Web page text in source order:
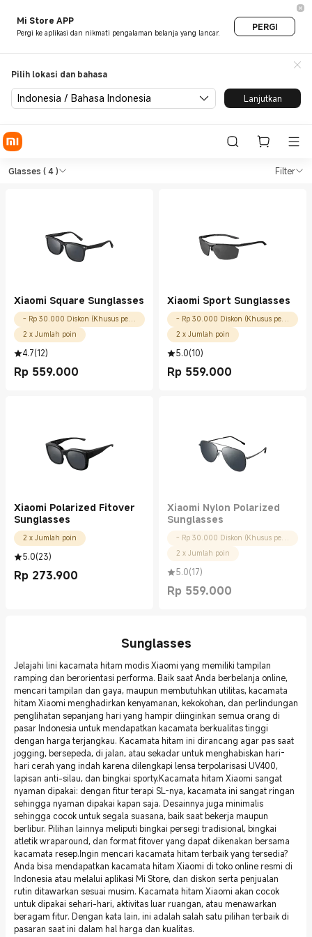
Mi Store APP
Pergi ke aplikasi dan nikmati pengalaman belanja yang lancar.
PERGI
Pilih lokasi dan bahasa
Indonesia / Bahasa Indonesia Lanjutkan
Shop Outdoors Glasses in
Glasses ( 4 ) Filter
Shop Outdoors Glasses in Xiaomi
Xiaomi Square Sunglasses
- Rp 30.000 Diskon (Khusus pengguna baru)
2 x Jumlah poin
4.7(12)
Rp 559.000
Current Price Rp 559000.00
Xiaomi Sport Sunglasses
- Rp 30.000 Diskon (Khusus pengguna baru)
2 x Jumlah poin
5.0(10)
Rp 559.000
Current Price Rp 559000.00
Xiaomi Polarized Fitover
Sunglasses
2 x Jumlah poin
5.0(23)
Rp 273.900
Current Price Rp 273900.00
Xiaomi Nylon Polarized
Sunglasses
- Rp 30.000 Diskon (Khusus pengguna baru)
2 x Jumlah poin
5.0(17)
Rp 559.000
Current Price Rp 559000.00
Sunglasses
Jelajahi lini kacamata hitam modis Xiaomi yang memiliki tampilan
ramping dan berorientasi performa. Baik saat Anda berbelanja online,
mencari tampilan dan gaya, maupun membutuhkan utilitas, kacamata
hitam Xiaomi menghadirkan kenyamanan, kekokohan, dan perlindungan
penglihatan sepanjang hari yang hampir diinginkan semua orang di
pasar Indonesia untuk mendapatkan kacamata berkualitas tinggi
dengan harga terjangkau. Kacamata hitam ini dirancang agar pas saat
jogging, bersepeda, di jalan, atau sekadar untuk menghabiskan hari-
hari cerah yang indah karena dilengkapi lensa terpolarisasi UV400,
lapisan anti-silau, dan bingkai sporty.Kacamata hitam Xiaomi sangat
nyaman dipakai: dengan fitur terapi SL-nya, kacamata ini sangat ringan
sehingga nyaman dipakai kapan saja. Desainnya juga minimalis
sehingga cocok untuk segala suasana, baik saat bekerja maupun
berlibur. Pilihan lainnya meliputi bingkai persegi tradisional, bingkai
atletik wraparound, dan format fitover yang dapat dikenakan bersama
kacamata resep.Ingin mencari kacamata hitam terbaik yang tersedia?
Anda bisa mendapatkan kacamata hitam Xiaomi di toko online resmi di
Indonesia atau melalui aplikasi Mi Store, dan diskon serta penjualan
rutin ditawarkan sesuai musim. Kacamata hitam Xiaomi akan cocok
untuk dipakai sehari-hari, aktivitas luar ruangan, atau menawarkan
beragam fitur. Dengan kata lain, ini adalah salah satu pilihan terbaik di
pasaran saat ini dalam hal harga dan kualitas.